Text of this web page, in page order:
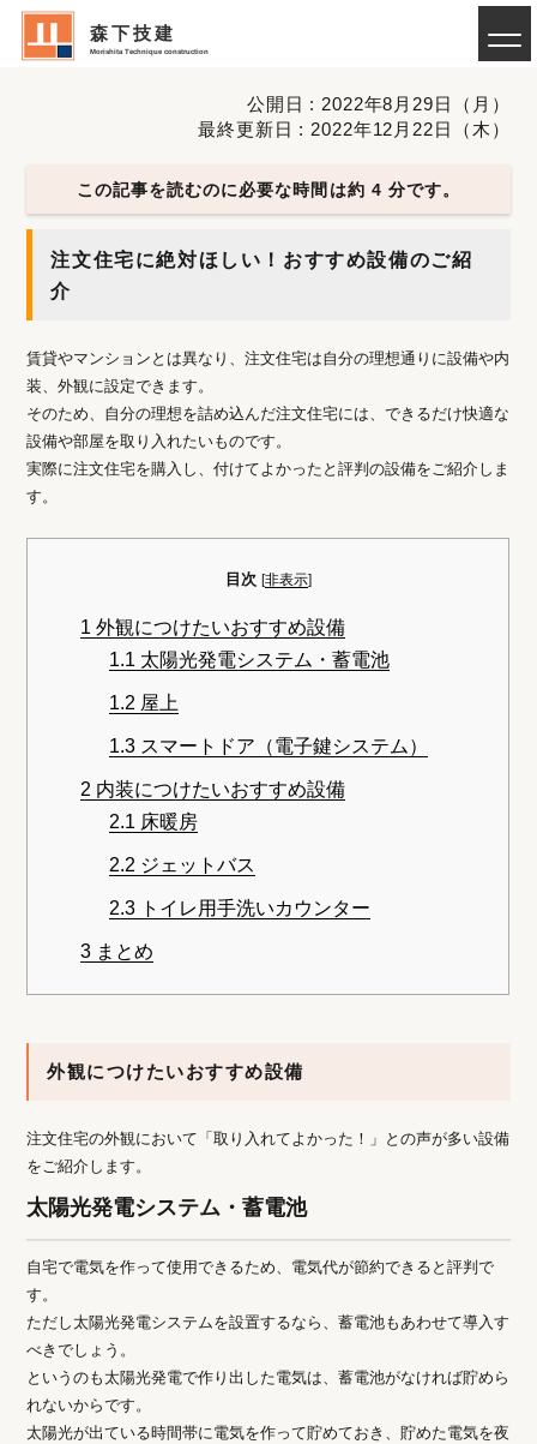
森下技建
Morishita Technique construction
公開日 : 2022年8月29日（月）
最終更新日 : 2022年12月22日（木）
この記事を読むのに必要な時間は約 4 分です。
注文住宅に絶対ほしい！おすすめ設備のご紹
介
賃貸やマンションとは異なり、注文住宅は自分の理想通りに設備や内
装、外観に設定できます。
そのため、自分の理想を詰め込んだ注文住宅には、できるだけ快適な
設備や部屋を取り入れたいものです。
実際に注文住宅を購入し、付けてよかったと評判の設備をご紹介しま
す。
目次 [非表示]
1 外観につけたいおすすめ設備
1.1太陽光発電システム・蓄電池
1.2屋上
1.3スマートドア（電子鍵システム）
2 内装につけたいおすすめ設備
2.1 床暖房
2.2 ジェットバス
2.3トイレ用手洗いカウンター
3 まとめ
外観につけたいおすすめ設備
注文住宅の外観において「取り入れてよかった！」との声が多い設備
をご紹介します。
太陽光発電システム・蓄電池
自宅で電気を作って使用できるため、電気代が節約できると評判で
す。
ただし太陽光発電システムを設置するなら、蓄電池もあわせて導入す
べきでしょう。
というのも太陽光発電で作り出した電気は、蓄電池がなければ貯めら
れないからです。
太陽光が出ている時間帯に電気を作って貯めておき、貯めた電気を夜